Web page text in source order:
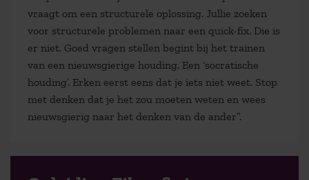
vraagt om een structurele oplossing. Jullie zoeken
voor structurele problemen naar een quick-fix. Die is
er niet. Goed vragen stellen begint bij het trainen
van een nieuwsgierige houding. Een ‘socratische
houding’. Erken eerst eens dat je iets niet weet. Stop
met denken dat je het zou moeten weten en wees
nieuwsgierig naar het denken van de ander”.